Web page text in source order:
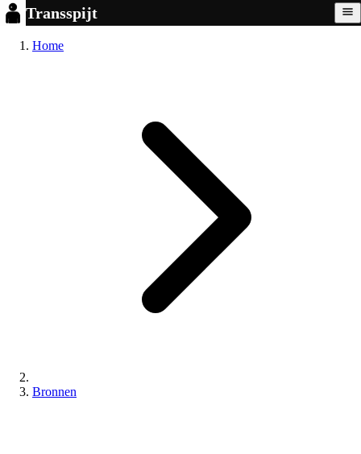
Transspijt
Home
Bronnen